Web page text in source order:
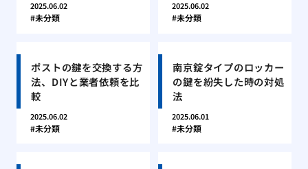
2025.06.02
未分類
2025.06.02
未分類
ポストの鍵を交換する方
法、DIYと業者依頼を比
較
2025.06.02
未分類
南京錠タイプのロッカー
の鍵を紛失した時の対処
法
2025.06.01
未分類